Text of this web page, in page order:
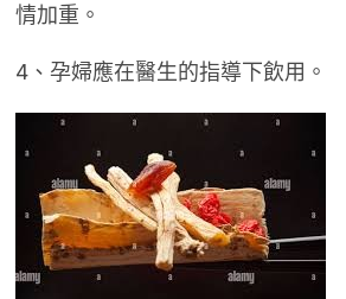
情加重。
4、孕婦應在醫生的指導下飲用。